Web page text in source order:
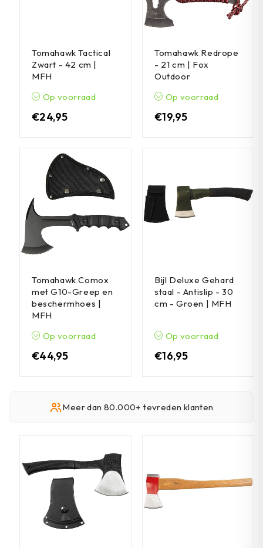
Tomahawk Tactical
Zwart - 42 cm |
MFH
Op voorraad
€24,95
Tomahawk Redrope
- 21 cm | Fox
Outdoor
Op voorraad
€19,95
Tomahawk Comox
met G10-Greep en
beschermhoes |
MFH
Op voorraad
€44,95
Bijl Deluxe Gehard
staal - Antislip - 30
cm - Groen | MFH
Op voorraad
€16,95
Meer dan 80.000+ tevreden klanten